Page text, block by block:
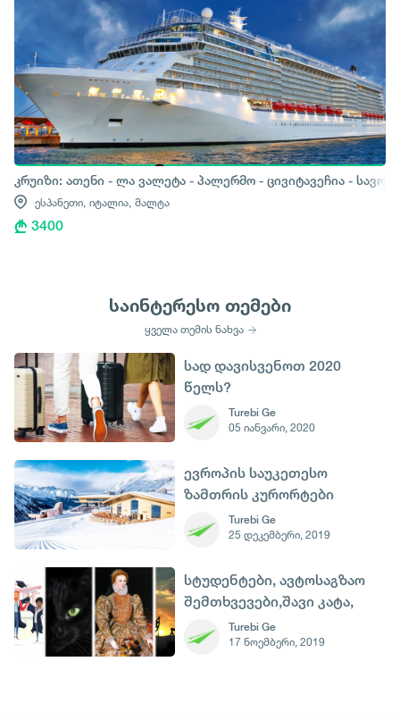
კრუიზი: ათენი - ლა ვალეტა - პალერმო - ცივიტავეჩია -
ესპანეთი, იტალია, მალტა
3400
საინტერესო თემები
ყველა თემის ნახვა
სად დავისვენოთ 2020
წელს?
Turebi Ge
05 იანვარი, 2020
ევროპის საუკეთესო
ზამთრის კურორტები
Turebi Ge
25 დეკემბერი, 2019
სტუდენტები, ავტოსაგზაო
შემთხვევები,შავი კატა,
ელისაბედ I და ნავთობის
დღე - 17 ნოემბერი
Turebi Ge
17 ნოემბერი, 2019